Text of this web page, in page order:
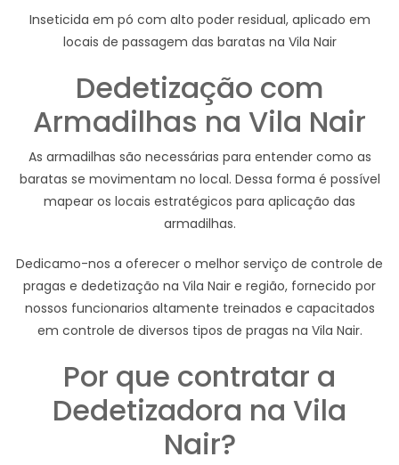
Inseticida em pó com alto poder residual, aplicado em
locais de passagem das baratas na Vila Nair
Dedetização com
Armadilhas na Vila Nair
As armadilhas são necessárias para entender como as
baratas se movimentam no local. Dessa forma é possível
mapear os locais estratégicos para aplicação das
armadilhas.
Dedicamo-nos a oferecer o melhor serviço de controle de
pragas e dedetização na Vila Nair e região, fornecido por
nossos funcionarios altamente treinados e capacitados
em controle de diversos tipos de pragas na Vila Nair.
Por que contratar a
Dedetizadora na Vila
Nair?